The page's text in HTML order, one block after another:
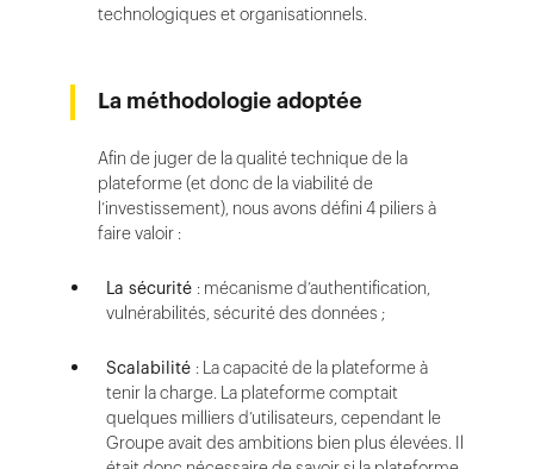
technologiques et organisationnels.
La méthodologie adoptée
Afin de juger de la qualité technique de la
plateforme (et donc de la viabilité de
l’investissement), nous avons défini 4 piliers à
faire valoir :
La sécurité : mécanisme d’authentification,
vulnérabilités, sécurité des données ;
Scalabilité : La capacité de la plateforme à
tenir la charge. La plateforme comptait
quelques milliers d’utilisateurs, cependant le
Groupe avait des ambitions bien plus élevées. Il